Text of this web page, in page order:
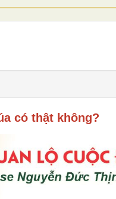
có thật không?